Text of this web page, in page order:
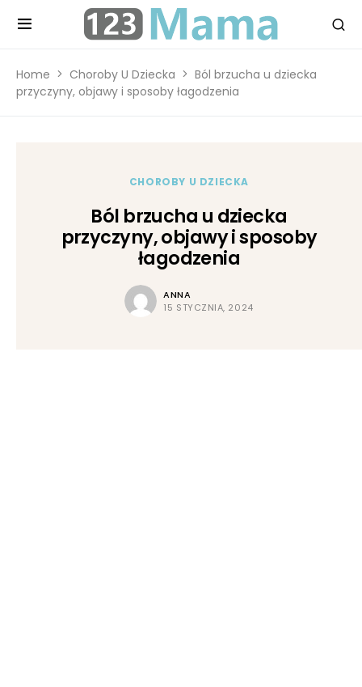
Home Choroby U Dziecka
Ból brzucha u dziecka
przyczyny, objawy i sposoby łagodzenia
CHOROBY U DZIECKA
Ból brzucha u dziecka
przyczyny, objawy i sposoby
łagodzenia
ANNA
15 STYCZNIA, 2024